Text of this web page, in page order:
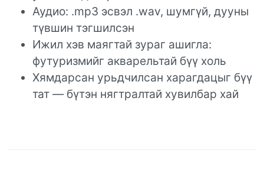
Аудио: .mp3 эсвэл .wav, шумгүй, дууны
түвшин тэгшилсэн
Ижил хэв маягтай зураг ашигла:
футуризмийг акварельтай бүү холь
Хямдарсан урьдчилсан харагдацыг бүү
тат — бүтэн нягтралтай хувилбар хай